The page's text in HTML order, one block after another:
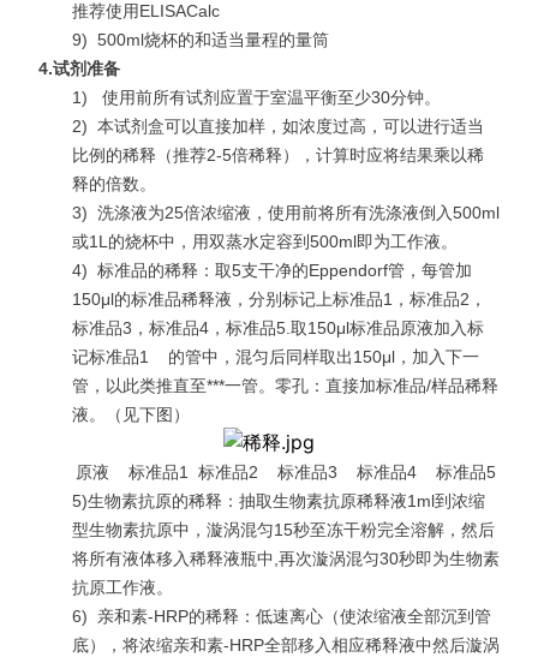
推荐使用ELISACalc
9) 500ml烧杯的和适当量程的量筒
4.试剂准备
1)
使用前所有试剂应置于室温平衡至少30分钟。
2) 本试剂盒可以直接加样，如浓度过高，可以进行适当
比例的稀释（推荐2-5倍稀释），计算时应将结果乘以稀
释的倍数。
3) 洗涤液为25倍浓缩液，使用前将所有洗涤液倒入500ml
或1L的烧杯中，用双蒸水定容到500ml即为工作液。
4) 标准品的稀释：取5支干净的Eppendorf管，每管加
150μl的标准品稀释液，分别标记上标准品1，标准品2，
标准品3，标准品4，标准品5.取150μl标准品原液加入标
记标准品1 的管中，混匀后同样取出150μl，加入下一
管，以此类推直至***一管。零孔：直接加标准品/样品稀释
液。（见下图）
原液 标准品1 标准品2 标准品3 标准品4 标准品5
5)生物素抗原的稀释：抽取生物素抗原稀释液1ml到浓缩
型生物素抗原中，漩涡混匀15秒至冻干粉完全溶解，然后
将所有液体移入稀释液瓶中,再次漩涡混匀30秒即为生物素
抗原工作液。
6)
亲和素-HRP的稀释：低速离心（使浓缩液全部沉到管
底），将浓缩亲和素-HRP全部移入相应稀释液中然后漩涡